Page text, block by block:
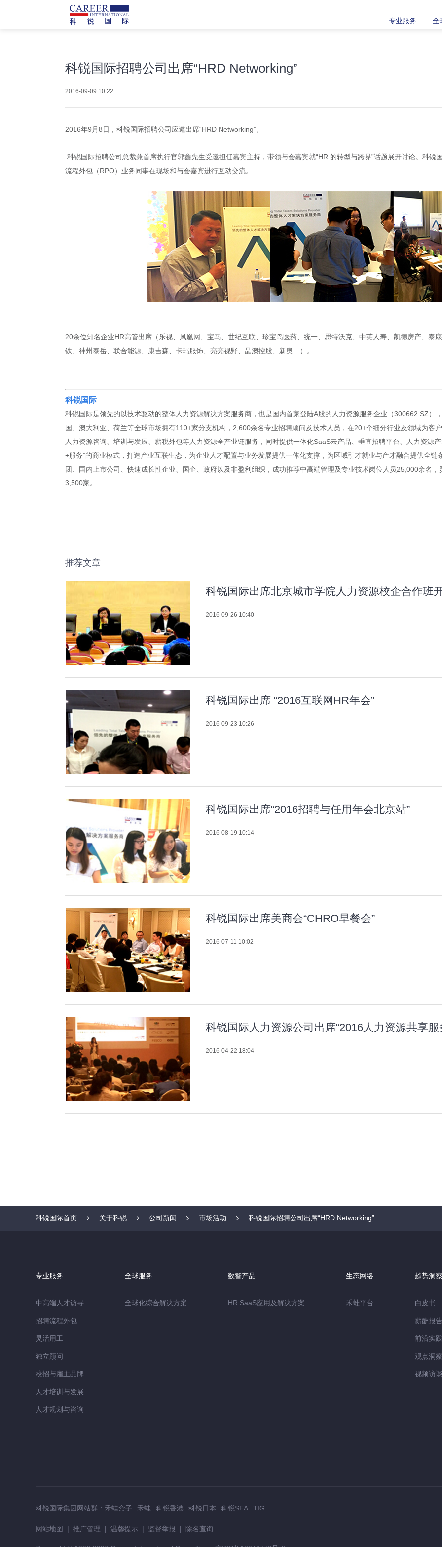
专业服务 全
科锐国际招聘公司出席“HRD Networking”
2016-09-09 10:22
2016年9月8日，科锐国际招聘公司应邀出席“HRD Networking”。
科锐国际招聘公司总裁兼首席执行官郭鑫先生受邀担任嘉宾主持，带领与会嘉宾就“HR 的转型与跨界”话题展开讨论。科锐
流程外包（RPO）业务同事在现场和与会嘉宾进行互动交流。
20余位知名企业HR高管出席（乐视、凤凰网、宝马、世纪互联、珍宝岛医药、统一、思特沃克、中英人寿、凯德房产、泰
铁、神州泰岳、联合能源、康吉森、卡玛服饰、亮亮视野、晶澳控股、新奥…）。
科锐国际
科锐国际是领先的以技术驱动的整体人力资源解决方案服务商，也是国内首家登陆A股的人力资源服务企业（300662.SZ）
国、澳大利亚、荷兰等全球市场拥有110+家分支机构，2,600余名专业招聘顾问及技术人员，在20+个细分行业及领域为客
人力资源咨询、培训与发展、薪税外包等人力资源全产业链服务，同时提供一体化SaaS云产品、垂直招聘平台、人力资源
+服务”的商业模式，打造产业互联生态，为企业人才配置与业务发展提供一体化支撑，为区域引才就业与产才融合提供全
团、国内上市公司、快速成长性企业、国企、政府以及非盈利组织，成功推荐中高端管理及专业技术岗位人员25,000余名
3,500家。
推荐文章
科锐国际出席北京城市学院人力资源校企合作班
2016-09-26 10:40
科锐国际出席 “2016互联网HR年会”
2016-09-23 10:26
科锐国际出席“2016招聘与任用年会北京站”
2016-08-19 10:14
科锐国际出席美商会“CHRO早餐会”
2016-07-11 10:02
科锐国际人力资源公司出席“2016人力资源共享服
2016-04-22 18:04
科锐国际首页 关于科锐 公司新闻 市场活动 科锐国际招聘公司出席“HRD Networking”
专业服务
中高端人才访寻
招聘流程外包
灵活用工
独立顾问
校招与雇主品牌
人才培训与发展
人才规划与咨询
全球服务
全球化综合解决方案
数智产品
HR SaaS应用及解决方案
生态网络
禾蛙平台
趋势洞察
白皮书
薪酬报告
前沿实践
观点洞察
视频访谈
科锐国际集团网站群： 禾蛙盒子 禾蛙 科锐香港 科锐日本 科锐SEA TIG
网站地图 | 推广管理 | 温馨提示 | 监督举报 | 除名查询